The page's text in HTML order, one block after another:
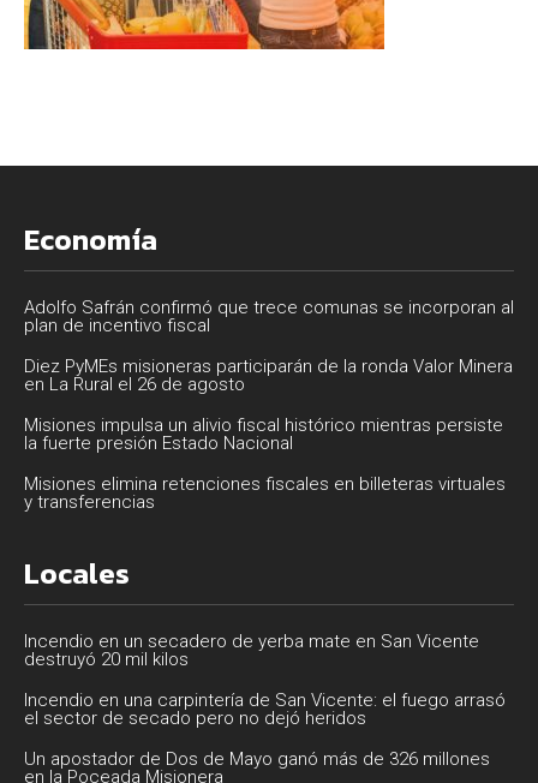
Economía
Adolfo Safrán confirmó que trece comunas se incorporan al
plan de incentivo fiscal
Diez PyMEs misioneras participarán de la ronda Valor Minera
en La Rural el 26 de agosto
Misiones impulsa un alivio fiscal histórico mientras persiste
la fuerte presión Estado Nacional
Misiones elimina retenciones fiscales en billeteras virtuales
y transferencias
Locales
Incendio en un secadero de yerba mate en San Vicente
destruyó 20 mil kilos
Incendio en una carpintería de San Vicente: el fuego arrasó
el sector de secado pero no dejó heridos
Un apostador de Dos de Mayo ganó más de 326 millones
en la Poceada Misionera